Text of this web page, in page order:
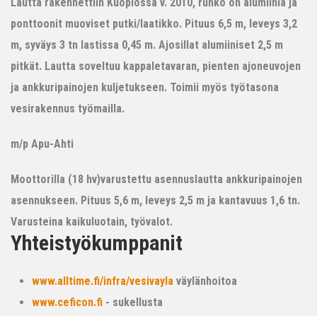
Lautta rakennettiin Kuopiossa v. 2010, runko on alumiinia ja
ponttoonit muoviset putki/laatikko. Pituus 6,5 m, leveys 3,2
m, syväys 3 tn lastissa 0,45 m. Ajosillat alumiiniset 2,5 m
pitkät. Lautta soveltuu kappaletavaran, pienten ajoneuvojen
ja ankkuripainojen kuljetukseen. Toimii myös työtasona
vesirakennus työmailla.
m/p Apu-Ahti
Moottorilla (18 hv)varustettu asennuslautta ankkuripainojen
asennukseen. Pituus 5,6 m, leveys 2,5 m ja kantavuus 1,6 tn.
Varusteina kaikuluotain, työvalot.
Yhteistyökumppanit
www.alltime.fi/infra/vesivayla väylänhoitoa
www.ceficon.fi - sukellusta